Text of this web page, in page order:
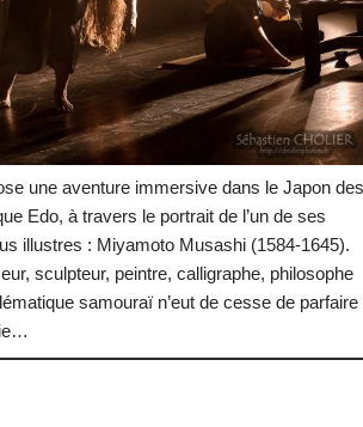
une aventure immersive dans le Japon des
Edo, à travers le portrait de l’un de ses
illustres : Miyamoto Musashi (1584-1645).
sculpteur, peintre, calligraphe, philosophe
samouraï n’eut de cesse de parfaire